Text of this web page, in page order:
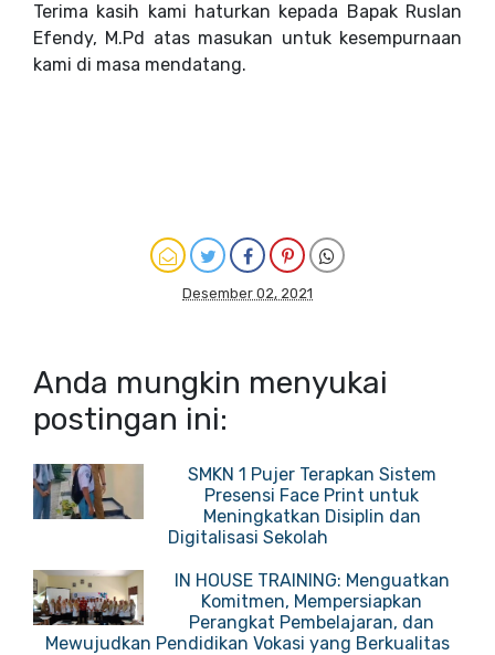
Terima kasih kami haturkan kepada Bapak Ruslan
Efendy, M.Pd atas masukan untuk kesempurnaan
kami di masa mendatang.
Desember 02, 2021
Anda mungkin menyukai
postingan ini:
SMKN 1 Pujer Terapkan Sistem
Presensi Face Print untuk
Meningkatkan Disiplin dan
Digitalisasi Sekolah
IN HOUSE TRAINING: Menguatkan
Komitmen, Mempersiapkan
Perangkat Pembelajaran, dan
Mewujudkan Pendidikan Vokasi yang Berkualitas